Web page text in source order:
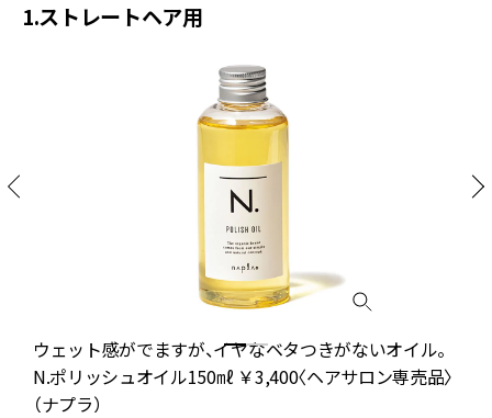
1.ストレートヘア用
ウェット感がでますが、イヤなベタつきがないオイル。
N.ポリッシュオイル150㎖ ￥3,400〈ヘアサロン専売品〉
（ナプラ）